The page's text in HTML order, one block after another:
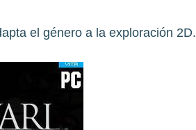
el género a la exploración 2D.